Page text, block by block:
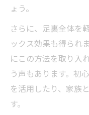
ょう。
さらに、足裏全体を
ックス効果も得られ
にこの方法を取り入
う声もあります。初
を活用したり、家族
す。